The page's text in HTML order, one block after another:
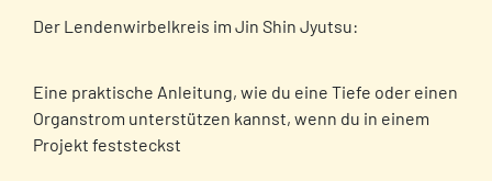
Der Lendenwirbelkreis im Jin Shin Jyutsu:
Eine praktische Anleitung, wie du eine Tiefe oder einen
Organstrom unterstützen kannst, wenn du in einem
Projekt feststeckst